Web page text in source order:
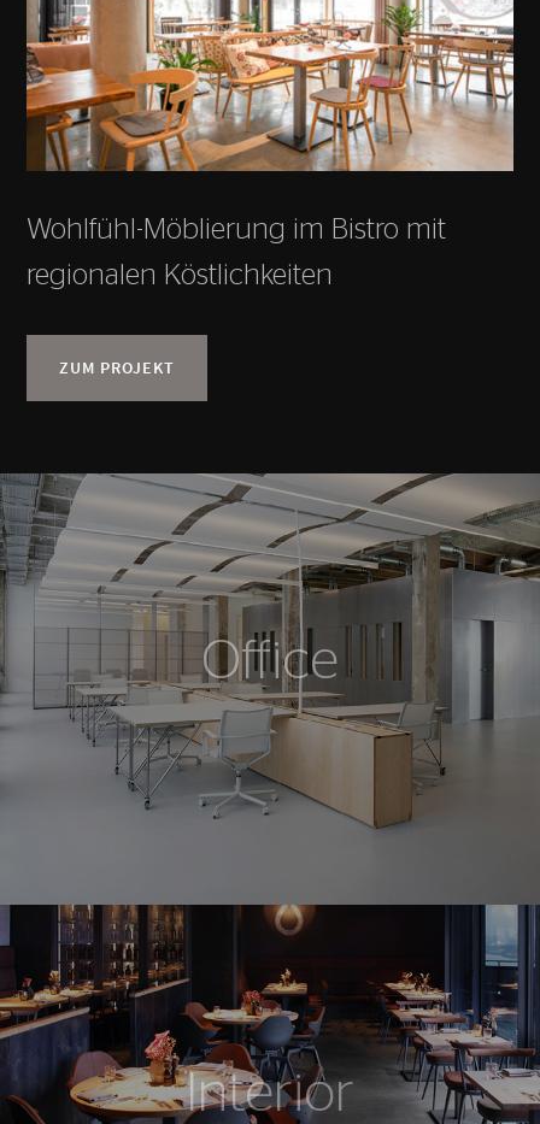
Wohlfühl-Möblierung im Bistro mit
regionalen Köstlichkeiten
ZUM PROJEKT
Office
Interior